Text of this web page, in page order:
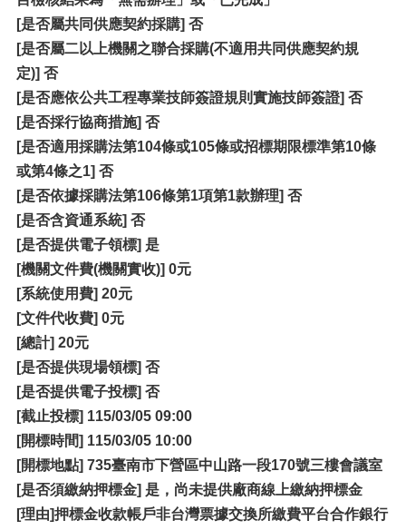
[是否屬共同供應契約採購] 否
[是否屬二以上機關之聯合採購(不適用共同供應契約規
定)] 否
[是否應依公共工程專業技師簽證規則實施技師簽證] 否
[是否採行協商措施] 否
[是否適用採購法第104條或105條或招標期限標準第10條
或第4條之1] 否
[是否依據採購法第106條第1項第1款辦理] 否
[是否含資通系統] 否
[是否提供電子領標] 是
[機關文件費(機關實收)] 0元
[系統使用費] 20元
[文件代收費] 0元
[總計] 20元
[是否提供現場領標] 否
[是否提供電子投標] 否
[截止投標] 115/03/05 09:00
[開標時間] 115/03/05 10:00
[開標地點] 735臺南市下營區中山路一段170號三樓會議室
[是否須繳納押標金] 是，尚未提供廠商線上繳納押標金
[理由]押標金收款帳戶非台灣票據交換所繳費平台合作銀行